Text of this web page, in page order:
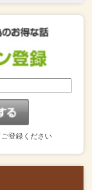
登録ください